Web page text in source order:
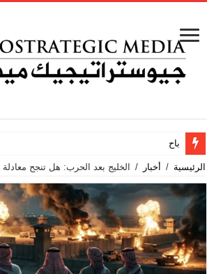
باحث أمريكي: هل ت
الرئيسية / أخبار / الخليج بعد الحرب: هل تنجح معادلة